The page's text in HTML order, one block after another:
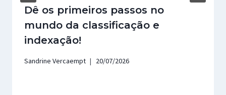
Dê os primeiros passos no
mundo da classificação e
indexação!
Sandrine Vercaempt 20/07/2026